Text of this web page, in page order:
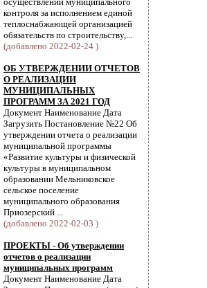
контроля за исполнением единой
теплоснабжающей организацией
обязательств по строительству,...
(добавлено 2022-02-24 )
ОБ УТВЕРЖДЕНИИ ОТЧЕТОВ
О РЕАЛИЗАЦИИ
МУНИЦИПАЛЬНЫХ
ПРОГРАММ ЗА 2021 ГОД
Документ Наименование Дата
Загрузить Постановление №22 Об
утверждении отчета о реализации
муниципальной программы
«Развитие культуры и физической
культуры в муниципальном
образовании Мельниковское
сельское поселение
муниципального образования
Приозерский ...
(добавлено 2022-02-03 )
ПРОЕКТЫ - Об утверждении
отчетов о реализации
муниципальных программ
Документ Наименование Дата